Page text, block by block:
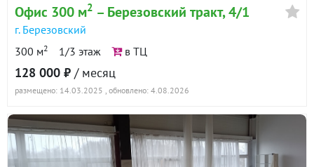
Офис 300 м2 – Березовский тракт, 4/1
г. Березовский
300 м2 1/3 этаж в ТЦ
128 000 ₽ / месяц
размещено: 14.03.2025 , обновлено: 4.08.2026